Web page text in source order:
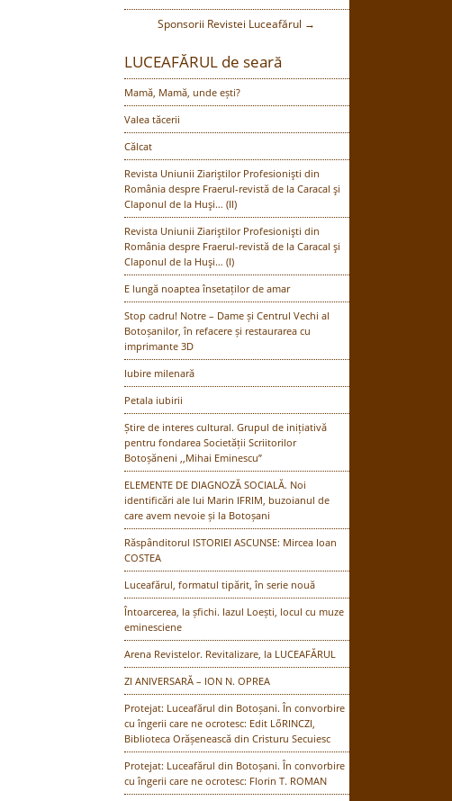
Sponsorii Revistei Luceafărul →
LUCEAFĂRUL de seară
Mamă, Mamă, unde ești?
Valea tăcerii
Călcat
Revista Uniunii Ziariştilor Profesionişti din
România despre Fraerul-revistă de la Caracal şi
Claponul de la Huşi… (II)
Revista Uniunii Ziariştilor Profesionişti din
România despre Fraerul-revistă de la Caracal şi
Claponul de la Huşi… (I)
E lungă noaptea însetaților de amar
Stop cadru! Notre – Dame și Centrul Vechi al
Botoșanilor, în refacere și restaurarea cu
imprimante 3D
Iubire milenară
Petala iubirii
Știre de interes cultural. Grupul de inițiativă
pentru fondarea Societății Scriitorilor
Botoșăneni ,,Mihai Eminescu”
ELEMENTE DE DIAGNOZĂ SOCIALĂ. Noi
identificări ale lui Marin IFRIM, buzoianul de
care avem nevoie și la Botoșani
Răspânditorul ISTORIEI ASCUNSE: Mircea Ioan
COSTEA
Luceafărul, formatul tipărit, în serie nouă
Întoarcerea, la șfichi. Iazul Loești, locul cu muze
eminesciene
Arena Revistelor. Revitalizare, la LUCEAFĂRUL
ZI ANIVERSARĂ – ION N. OPREA
Protejat: Luceafărul din Botoșani. În convorbire
cu îngerii care ne ocrotesc: Edit LőRINCZI,
Biblioteca Orășenească din Cristuru Secuiesc
Protejat: Luceafărul din Botoșani. În convorbire
cu îngerii care ne ocrotesc: Florin T. ROMAN